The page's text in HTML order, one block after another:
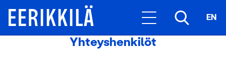
EN
Yhteyshenkilöt